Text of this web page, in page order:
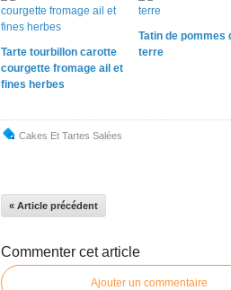
Tarte tourbillon carotte
courgette fromage ail et
fines herbes
Tatin de pommes
terre
Cakes Et Tartes Salées
« Article précédent
Commenter cet article
Ajouter un commentaire